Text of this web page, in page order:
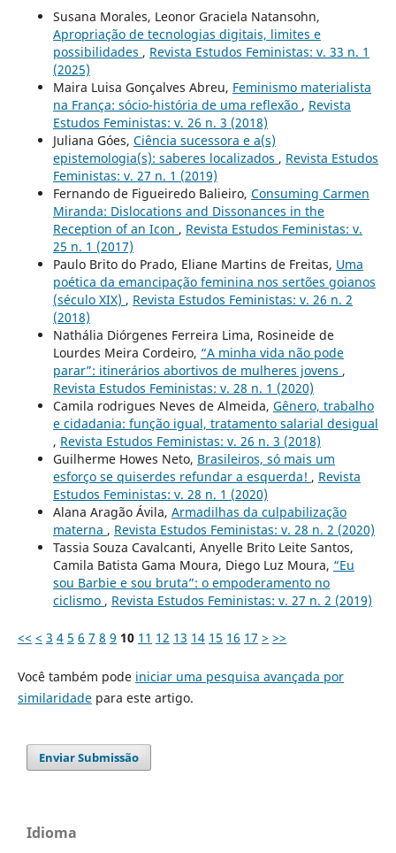
Susana Morales, Leonor Graciela Natansohn,
Apropriação de tecnologias digitais, limites e
possibilidades , Revista Estudos Feministas: v. 33 n. 1
(2025)
Maira Luisa Gonçalves Abreu, Feminismo materialista
na França: sócio-história de uma reflexão , Revista
Estudos Feministas: v. 26 n. 3 (2018)
Juliana Góes, Ciência sucessora e a(s)
epistemologia(s): saberes localizados , Revista Estudos
Feministas: v. 27 n. 1 (2019)
Fernando de Figueiredo Balieiro, Consuming Carmen
Miranda: Dislocations and Dissonances in the
Reception of an Icon , Revista Estudos Feministas: v.
25 n. 1 (2017)
Paulo Brito do Prado, Eliane Martins de Freitas, Uma
poética da emancipação feminina nos sertões goianos
(século XIX) , Revista Estudos Feministas: v. 26 n. 2
(2018)
Nathália Diórgenes Ferreira Lima, Rosineide de
Lourdes Meira Cordeiro, “A minha vida não pode
parar”: itinerários abortivos de mulheres jovens ,
Revista Estudos Feministas: v. 28 n. 1 (2020)
Camila rodrigues Neves de Almeida, Gênero, trabalho
e cidadania: função igual, tratamento salarial desigual
, Revista Estudos Feministas: v. 26 n. 3 (2018)
Guilherme Howes Neto, Brasileiros, só mais um
esforço se quiserdes refundar a esquerda! , Revista
Estudos Feministas: v. 28 n. 1 (2020)
Alana Aragão Ávila, Armadilhas da culpabilização
materna , Revista Estudos Feministas: v. 28 n. 2 (2020)
Tassia Souza Cavalcanti, Anyelle Brito Leite Santos,
Camila Batista Gama Moura, Diego Luz Moura, “Eu
sou Barbie e sou bruta”: o empoderamento no
ciclismo , Revista Estudos Feministas: v. 27 n. 2 (2019)
<< < 3 4 5 6 7 8 9 10 11 12 13 14 15 16 17 > >>
Você também pode iniciar uma pesquisa avançada por
similaridadepara este artigo.
Enviar Submissão
Idioma